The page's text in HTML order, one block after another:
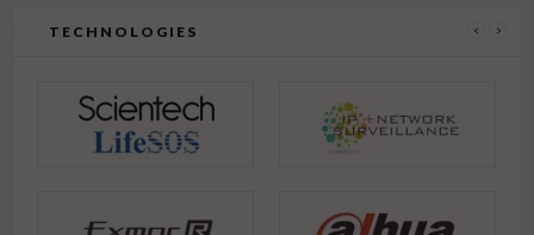
TECHNOLOGIES ‹ ›